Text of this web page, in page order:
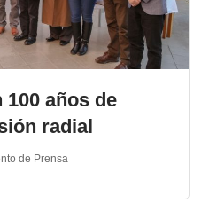
años de
radial
de Prensa